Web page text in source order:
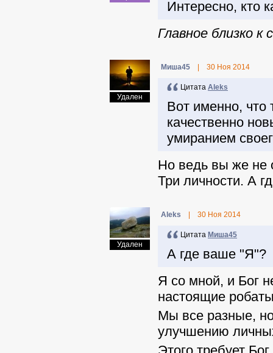
Интересно, кто
Главное близко
Удален
Миша45 30 Ноя 2014
Цитата Aleks
Вот именно, что
качественно
умиранием
Но ведь вы же не
Три личности. А
Удален
Aleks 30 Ноя 2014
Цитата Миша45
А где ваше "Я"?
Я со мной, и Бог
настоящие
Мы все разные,
улучшению